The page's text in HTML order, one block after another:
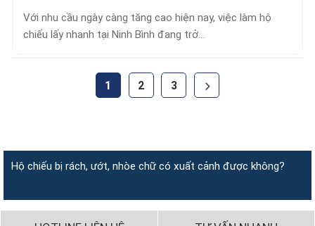
Với nhu cầu ngày càng tăng cao hiện nay, việc làm hộ
chiếu lấy nhanh tại Ninh Bình đang trở...
1 2 3
Hộ chiếu bị rách, ướt, nhòe chữ có xuất cảnh được không?